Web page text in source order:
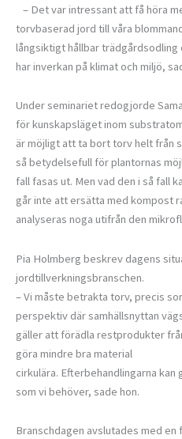
– Det var intressant att få höra
torvbaserad jord till våra
långsiktigt hållbar trädgårdsodling
har inverkan på klimat och miljö,
Under seminariet redogjorde
för kunskapsläget inom
är möjligt att ta bort torv helt från
så betydelsefull för plantornas
fall fasas ut. Men vad den i så fall
går inte att ersätta med kompost
analyseras noga utifrån den
Pia Holmberg beskrev dagens
jordtillverkningsbranschen.
– Vi måste betrakta torv, precis
perspektiv där samhällsnyttan
gäller att förädla restprodukter
göra mindre bra material
cirkulära. Efterbehandlingarna
som vi behöver, sade hon.
Branschdagen avslutades med